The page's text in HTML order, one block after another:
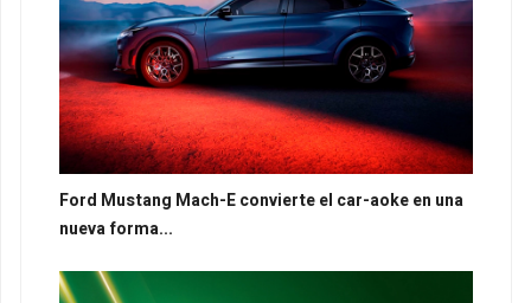
Ford Mustang Mach-E convierte el car-aoke en una
nueva forma...